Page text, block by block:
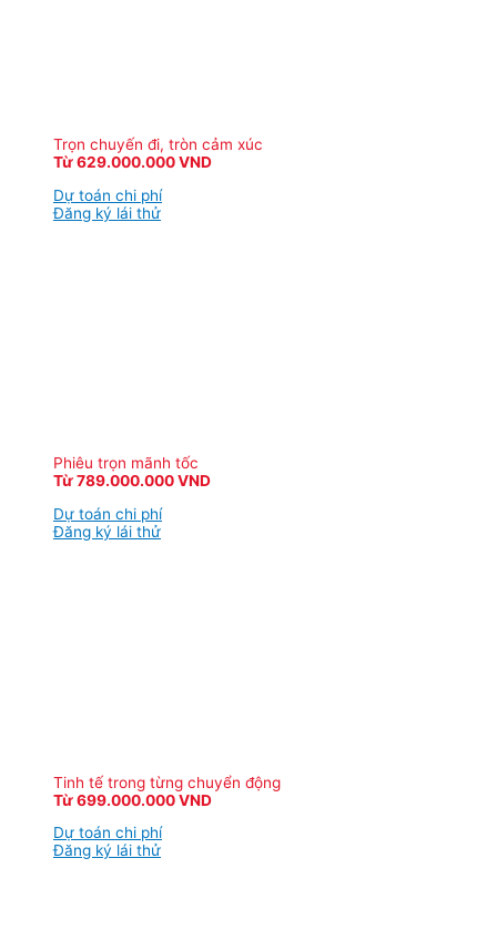
Trọn chuyến đi, tròn cảm xúc
Từ 629.000.000 VND
Dự toán chi phí
Đăng ký lái thử
Phiêu trọn mãnh tốc
Từ 789.000.000 VND
Dự toán chi phí
Đăng ký lái thử
Tinh tế trong từng chuyển động
Từ 699.000.000 VND
Dự toán chi phí
Đăng ký lái thử